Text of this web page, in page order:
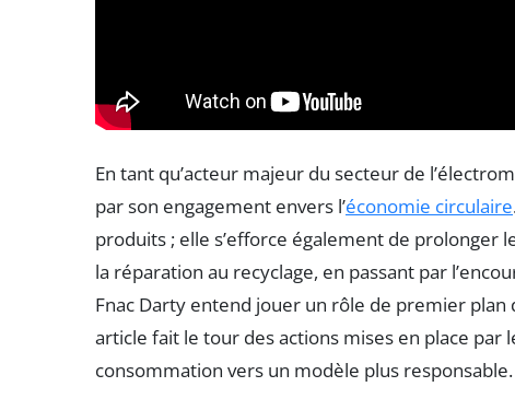
En tant qu’acteur majeur du secteur de
par son engagement envers l’économie circulaire
produits ; elle s’efforce également de prolonger
la réparation au recyclage, en passant par
Fnac Darty entend jouer un rôle de premier
article fait le tour des actions mises en place
consommation vers un modèle plus responsable.